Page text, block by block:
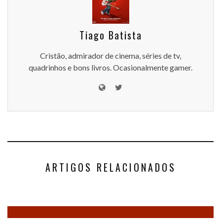
Tiago Batista
Cristão, admirador de cinema, séries de tv,
quadrinhos e bons livros. Ocasionalmente gamer.
ARTIGOS RELACIONADOS